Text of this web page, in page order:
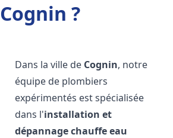
Cognin ?
Dans la ville de Cognin, notre
équipe de plombiers
expérimentés est spécialisée
dans l'installation et
dépannage chauffe eau